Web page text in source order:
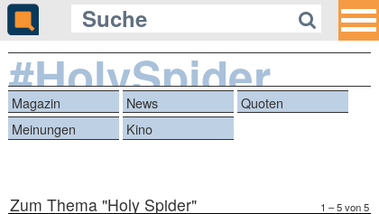
#HolySpider
Magazin News
Quoten
Meinungen
Kino
Zum Thema "Holy Spider" 1 – 5 von 5